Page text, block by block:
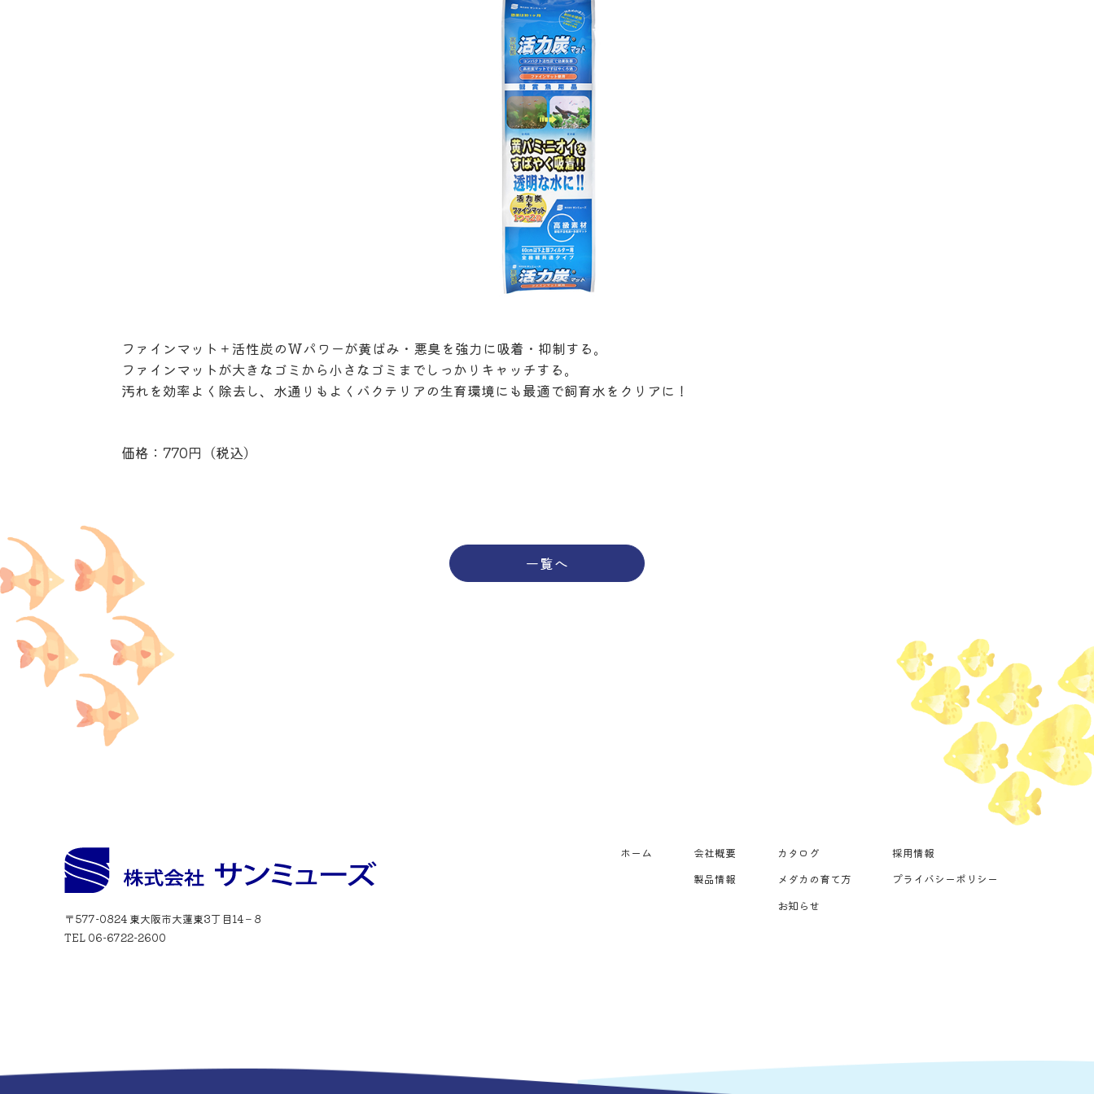
ファインマット＋活性炭のWパワーが黄ばみ・悪臭を強力に吸着・抑制する。
ファインマットが大きなゴミから小さなゴミまでしっかりキャッチする。
汚れを効率よく除去し、水通りもよくバクテリアの生育環境にも最適で飼育水をクリアに！
価格：770円（税込）
一覧へ
〒577-0824 東大阪市大蓮東3丁目14－8
TEL 06-6722-2600
ホーム
会社概要
製品情報
カタログ
メダカの育て方
お知らせ
採用情報
プライバシーポリシー